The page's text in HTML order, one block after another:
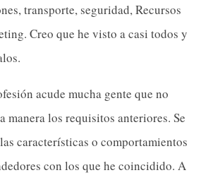
transporte, seguridad, Recursos
Creo que he visto a casi todos y
acude mucha gente que no
manera los requisitos anteriores. Se
características o comportamientos
con los que he coincidido. A